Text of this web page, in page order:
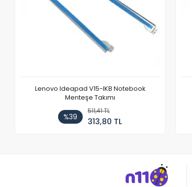
Lenovo Ideapad V15-IKB Notebook
Menteşe Takımı
%39
511,41 TL
313,80 TL